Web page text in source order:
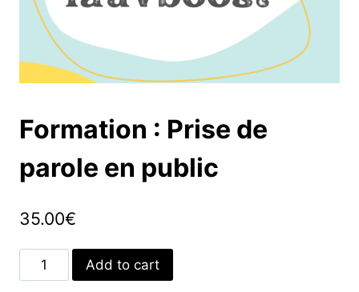
Formation : Prise de
parole en public
35.00€
Add to cart